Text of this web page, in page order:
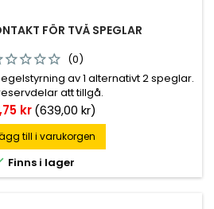
FÖR TVÅ SPEGLAR
(0)
av 1 alternativt 2 speglar.
att tillgå.
kr (639,00 kr)
till i varukorgen
Finns i lager